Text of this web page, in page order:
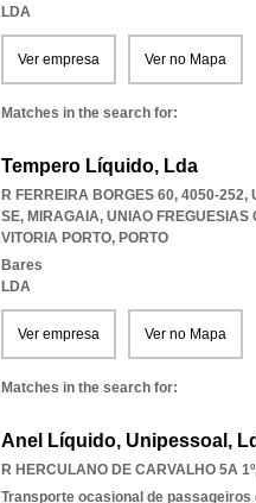
LDA
Ver empresa Ver no Mapa
Matches in the search for:
Tempero Líquido, Lda
R FERREIRA BORGES 60, 4050-252,
SE, MIRAGAIA, UNIAO FREGUESIAS
VITORIA PORTO, PORTO
Bares
LDA
Ver empresa Ver no Mapa
Matches in the search for:
Anel Líquido, Unipessoal,
R HERCULANO DE CARVALHO 5A
Transporte ocasional de